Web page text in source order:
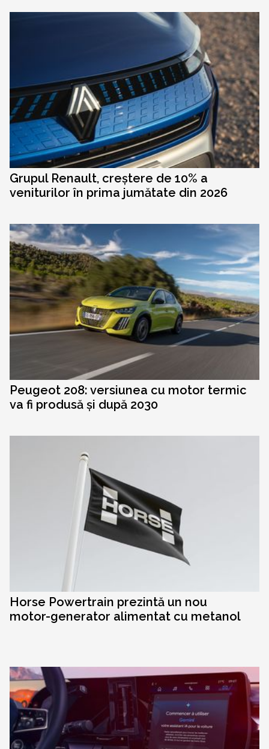
Grupul Renault, creștere de 10% a
veniturilor în prima jumătate din 2026
Peugeot 208: versiunea cu motor termic
va fi produsă și după 2030
Horse Powertrain prezintă un nou
motor-generator alimentat cu metanol